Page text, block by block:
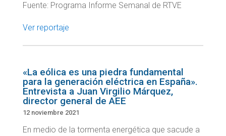
Fuente: Programa Informe Semanal de RTVE
Ver reportaje
«La eólica es una piedra fundamental
para la generación eléctrica en España».
Entrevista a Juan Virgilio Márquez,
director general de AEE
12 noviembre 2021
En medio de la tormenta energética que sacude a